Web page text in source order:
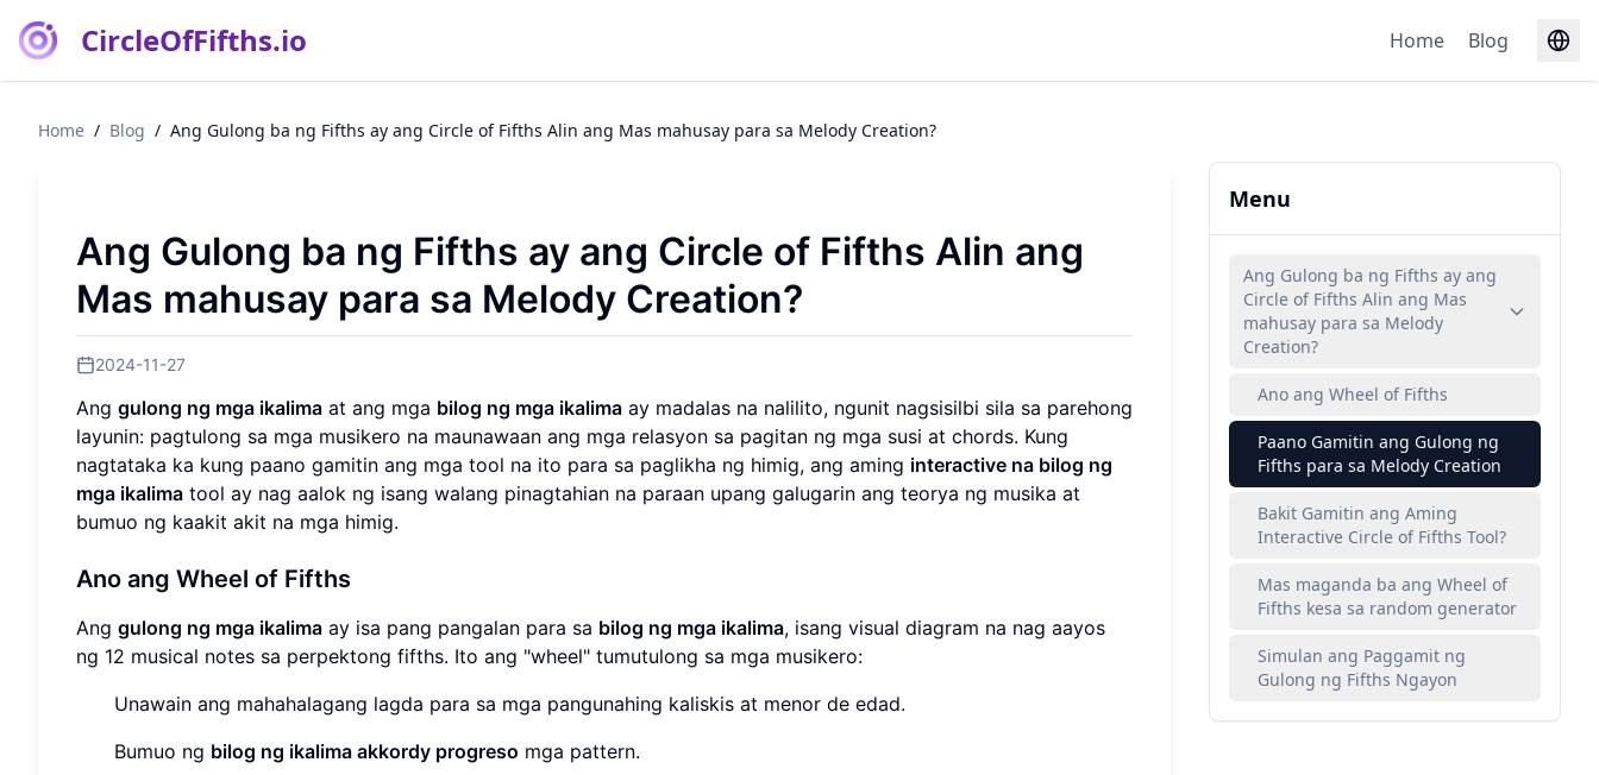
CircleOfFifths.io Home Blog
Home / Blog / Ang Gulong ba ng Fifths ay ang Circle of Fifths Alin ang Mas mahusay para sa Melody Creation?
Ang Gulong ba ng Fifths ay ang Circle of Fifths Alin ang
Mas mahusay para sa Melody Creation?
2024-11-27
Ang gulong ng mga ikalima at ang mga bilog ng mga ikalima ay madalas na nalilito, ngunit nagsisilbi sila sa parehong
layunin: pagtulong sa mga musikero na maunawaan ang mga relasyon sa pagitan ng mga susi at chords. Kung
nagtataka ka kung paano gamitin ang mga tool na ito para sa paglikha ng himig, ang aming interactive na bilog ng
mga ikalima tool ay nag aalok ng isang walang pinagtahian na paraan upang galugarin ang teorya ng musika at
bumuo ng kaakit akit na mga himig.
Ano ang Wheel of Fifths
Ang gulong ng mga ikalima ay isa pang pangalan para sa bilog ng mga ikalima, isang visual diagram na nag aayos
ng 12 musical notes sa perpektong fifths. Ito ang "wheel" tumutulong sa mga musikero:
Unawain ang mahahalagang lagda para sa mga pangunahing kaliskis at menor de edad.
Bumuo ng bilog ng ikalima akkordy progreso mga pattern.
Menu
Ang Gulong ba ng Fifths ay ang
Circle of Fifths Alin ang Mas
mahusay para sa Melody
Creation?
Ano ang Wheel of Fifths
Paano Gamitin ang Gulong ng
Fifths para sa Melody Creation
Bakit Gamitin ang Aming
Interactive Circle of Fifths Tool?
Mas maganda ba ang Wheel of
Fifths kesa sa random generator
Simulan ang Paggamit ng
Gulong ng Fifths Ngayon